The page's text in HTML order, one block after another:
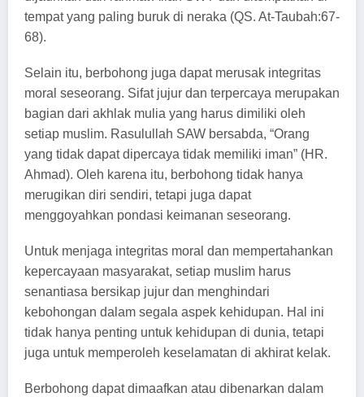
tempat yang paling buruk di neraka (QS. At-Taubah:67-
68).
Selain itu, berbohong juga dapat merusak integritas
moral seseorang. Sifat jujur dan terpercaya merupakan
bagian dari akhlak mulia yang harus dimiliki oleh
setiap muslim. Rasulullah SAW bersabda, “Orang
yang tidak dapat dipercaya tidak memiliki iman” (HR.
Ahmad). Oleh karena itu, berbohong tidak hanya
merugikan diri sendiri, tetapi juga dapat
menggoyahkan pondasi keimanan seseorang.
Untuk menjaga integritas moral dan mempertahankan
kepercayaan masyarakat, setiap muslim harus
senantiasa bersikap jujur dan menghindari
kebohongan dalam segala aspek kehidupan. Hal ini
tidak hanya penting untuk kehidupan di dunia, tetapi
juga untuk memperoleh keselamatan di akhirat kelak.
Berbohong dapat dimaafkan atau dibenarkan dalam